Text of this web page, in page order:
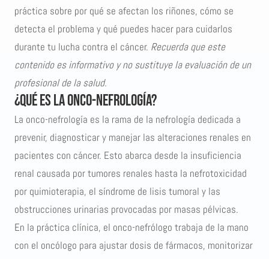
práctica sobre por qué se afectan los riñones, cómo se
detecta el problema y qué puedes hacer para cuidarlos
durante tu lucha contra el cáncer. Recuerda que este
contenido es informativo y no sustituye la evaluación de un
profesional de la salud.
¿Qué es la onco-nefrología?
La onco-nefrología es la rama de la nefrología dedicada a
prevenir, diagnosticar y manejar las alteraciones renales en
pacientes con cáncer. Esto abarca desde la insuficiencia
renal causada por tumores renales hasta la nefrotoxicidad
por quimioterapia, el síndrome de lisis tumoral y las
obstrucciones urinarias provocadas por masas pélvicas.
En la práctica clínica, el onco-nefrólogo trabaja de la mano
con el oncólogo para ajustar dosis de fármacos, monitorizar